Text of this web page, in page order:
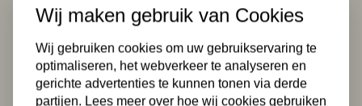
BY EVE duo tube
met kap
2.393,00
By Eve Table Tube
wood 60
champagne
1.649,00
Wij maken gebruik van Cookies
Wij gebruiken cookies om uw gebruikservaring te
optimaliseren, het webverkeer te analyseren en
gerichte advertenties te kunnen tonen via derde
partijen. Lees meer over hoe wij cookies gebruiken